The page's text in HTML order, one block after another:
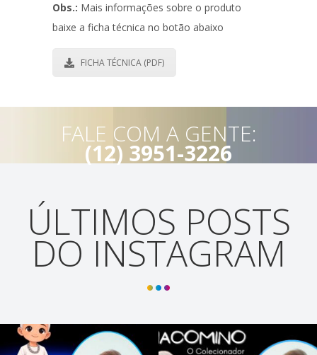
Obs.: Mais informações sobre o produto
baixe a ficha técnica no botão abaixo
FICHA TÉCNICA (PDF)
FALE COM A GENTE:
(12) 3951-3226
ÚLTIMOS POSTS
DO INSTAGRAM